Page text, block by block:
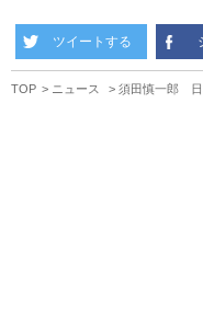
ツイートする
TOP ニュース 須田慎一郎 日